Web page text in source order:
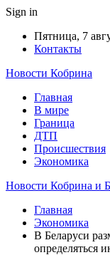
Sign in
Пятница, 7
Контакты
Новости Кобрина
Главная
В мире
Граница
ДТП
Происшествия
Экономика
Новости Кобрина и
Главная
Экономика
В Беларуси
определяться